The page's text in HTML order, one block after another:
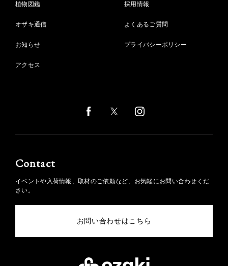
植物図鑑
オザキ通信
お知らせ
アクセス
採用情報
よくあるご質問
プライバシーポリシー
Contact
イベントや入荷情報、取材のご依頼など、お気軽にお問い合わせくだ
さい。
お問い合わせはこちら